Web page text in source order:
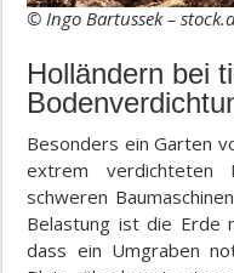
© Ingo Bartussek –
Holländern bei
Besonders ein Garten
extrem verdichteten
schweren
Belastung ist die Erde
dass ein Umgraben